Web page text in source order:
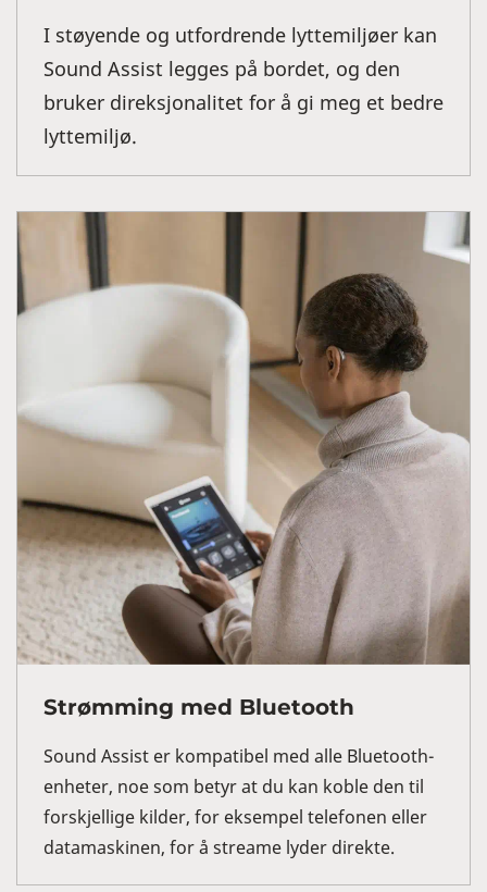
I støyende og utfordrende lyttemiljøer kan
Sound Assist legges på bordet, og den
bruker direksjonalitet for å gi meg et bedre
lyttemiljø.
Strømming med Bluetooth
Sound Assist er kompatibel med alle Bluetooth-
enheter, noe som betyr at du kan koble den til
forskjellige kilder, for eksempel telefonen eller
datamaskinen, for å streame lyder direkte.